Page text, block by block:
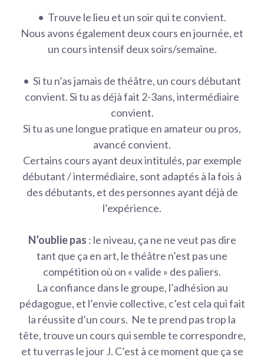
•⁠ ⁠Trouve le lieu et un soir qui te convient.
Nous avons également deux cours en journée, et
un cours intensif deux soirs/semaine.
•⁠ ⁠Si tu n’as jamais de théâtre, un cours débutant
convient. Si tu as déjà fait 2-3ans, intermédiaire
convient.
Si tu as une longue pratique en amateur ou pros,
avancé convient.
Certains cours ayant deux intitulés, par exemple
débutant / intermédiaire, sont adaptés à la fois à
des débutants, et des personnes ayant déjà de
l’expérience.
N’oublie pas : le niveau, ça ne ne veut pas dire
tant que ça en art, le théâtre n’est pas une
compétition où on « valide » des paliers.
La confiance dans le groupe, l’adhésion au
pédagogue, et l’envie collective, c’est cela qui fait
la réussite d’un cours. Ne te prend pas trop la
tête, trouve un cours qui semble te correspondre,
et tu verras le jour J. C’est à ce moment que ça se